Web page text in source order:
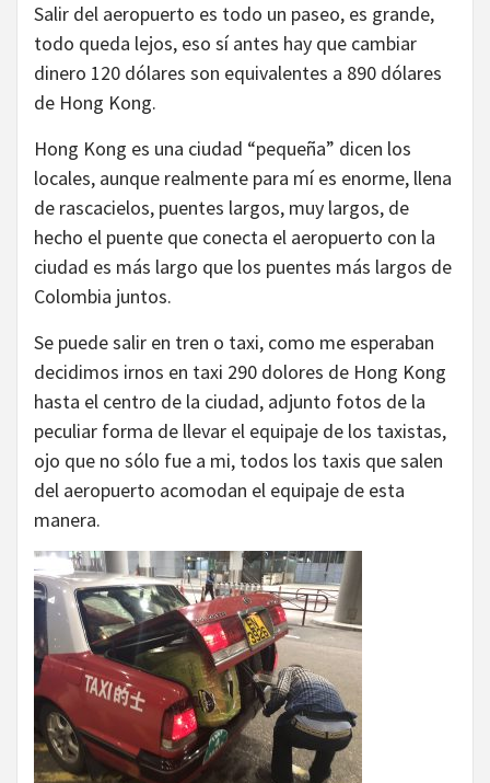
Salir del aeropuerto es todo un paseo, es grande,
todo queda lejos, eso sí antes hay que cambiar
dinero 120 dólares son equivalentes a 890 dólares
de Hong Kong.
Hong Kong es una ciudad “pequeña” dicen los
locales, aunque realmente para mí es enorme, llena
de rascacielos, puentes largos, muy largos, de
hecho el puente que conecta el aeropuerto con la
ciudad es más largo que los puentes más largos de
Colombia juntos.
Se puede salir en tren o taxi, como me esperaban
decidimos irnos en taxi 290 dolores de Hong Kong
hasta el centro de la ciudad, adjunto fotos de la
peculiar forma de llevar el equipaje de los taxistas,
ojo que no sólo fue a mi, todos los taxis que salen
del aeropuerto acomodan el equipaje de esta
manera.